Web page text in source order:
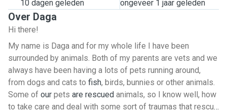
10 dagen geleden ongeveer 1 jaar geleden
Over Daga
Hi there!
My name is Daga and for my whole life I have been
surrounded by animals. Both of my parents are vets and we
always have been having a lots of pets running around,
from dogs and cats to fish, birds, bunnies or other animals.
Some of our pets are rescued animals, so I know well, how
to take care and deal with some sort of traumas that rescue